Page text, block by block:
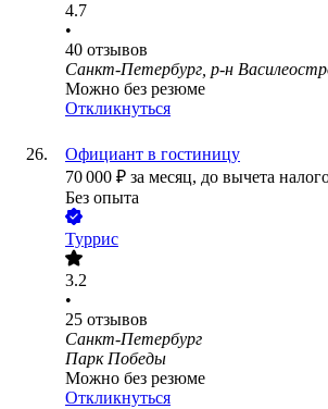
4.7
•
40 отзывов
Санкт-Петербург, р-н
Можно без резюме
Откликнуться
Официант в гостиницу
70 000 ₽ за месяц, до вычета
Без опыта
Туррис
3.2
•
25 отзывов
Санкт-Петербург
Парк Победы
Можно без резюме
Откликнуться